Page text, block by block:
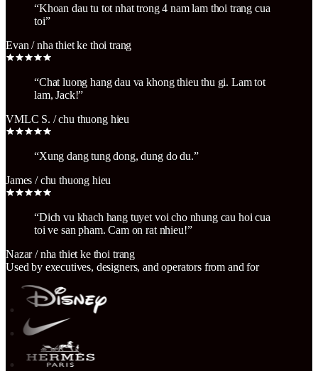
“Khoan dau tu tot nhat trong 4 nam lam thoi trang cua
toi”
Evan /nha thiet ke thoi trang
“Chat luong hang dau va khong thieu thu gi. Lam tot
lam, Jack!”
VMLC S. /chu thuong hieu
“Xung dang tung dong, dung do du.”
James /chu thuong hieu
“Dich vu khach hang tuyet voi cho nhung cau hoi cua
toi ve san pham. Cam on rat nhieu!”
Nazar/nha thiet ke thoi trang
Used by executives, designers, and operators from and for